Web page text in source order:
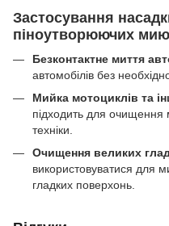
Застосування
піноутворюючих
Безконтактне миття
автомобілів без
Мийка мотоциклів та
підходить для очищення
техніки.
Очищення великих
використовуватися для
гладких поверхонь.